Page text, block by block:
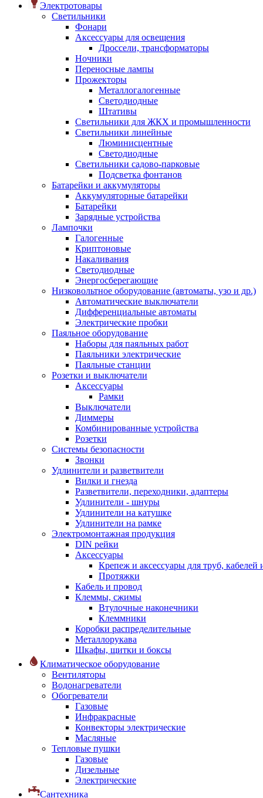
Электротовары
Светильники
Фонари
Аксессуары для освещения
Дроссели, трансформаторы
Ночники
Переносные лампы
Прожекторы
Металлогалогенные
Светодиодные
Штативы
Светильники для ЖКХ и промышленности
Светильники линейные
Люминисцентные
Светодиодные
Светильники садово-парковые
Подсветка фонтанов
Батарейки и аккумуляторы
Аккумуляторные батарейки
Батарейки
Зарядные устройства
Лампочки
Галогенные
Криптоновые
Накаливания
Светодиодные
Энергосберегающие
Низковольтное оборудование (автоматы, узо и др.)
Автоматические выключатели
Дифференциальные автоматы
Электрические пробки
Паяльное оборудование
Наборы для паяльных работ
Паяльники электрические
Паяльные станции
Розетки и выключатели
Аксессуары
Рамки
Выключатели
Диммеры
Комбинированные устройства
Розетки
Системы безопасности
Звонки
Удлинители и разветвители
Вилки и гнезда
Разветвители, переходники, адаптеры
Удлинители - шнуры
Удлинители на катушке
Удлинители на рамке
Электромонтажная продукция
DIN рейки
Аксессуары
Крепеж и аксессуары для труб, кабелей
Протяжки
Кабель и провод
Клеммы, сжимы
Втулочные наконечники
Клеммники
Коробки распределительные
Металлорукава
Шкафы, щитки и боксы
Климатическое оборудование
Вентиляторы
Водонагреватели
Обогреватели
Газовые
Инфракрасные
Конвекторы электрические
Масляные
Тепловые пушки
Газовые
Дизельные
Электрические
Сантехника